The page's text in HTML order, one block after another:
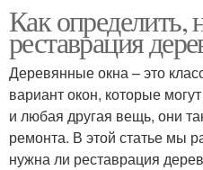
Сдвижные окна
Роллетные окна
Как определить,
реставрация
Деревянные окна – это
вариант окон, которые
и любая другая вещь, они
ремонта. В этой статье мы
нужна ли реставрация